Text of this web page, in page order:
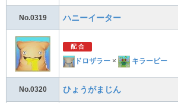
No.0319 ハニーイーター
配 合
ドロザラー × キラービー
No.0320 ひょうがまじん